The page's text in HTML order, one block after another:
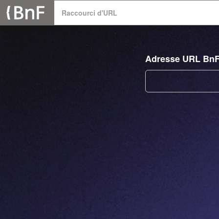
Panneau de gestion des cookies
Raccourci d'URL
Adresse URL